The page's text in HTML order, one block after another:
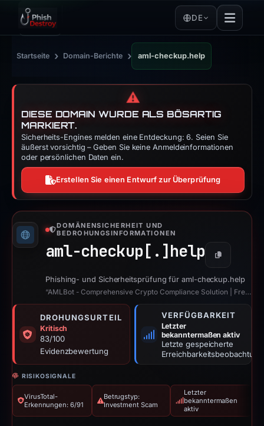
DE
Startseite › Domain-Berichte › aml-checkup.help
⚠️
DIESE DOMAIN WURDE ALS BÖSARTIG
MARKIERT.
Sicherheits-Engines melden eine Entdeckung: 6. Seien Sie
äußerst vorsichtig – Geben Sie keine Anmeldeinformationen
oder persönlichen Daten ein.
Erstellen Sie einen Entwurf zur Überprüfung
DOMÄNENSICHERHEIT UND
BEDROHUNGSINFORMATIONEN
aml-checkup[.] help Kopieren
Phishing- und Sicherheitsprüfung für aml-checkup.help
“AMLBot - Comprehensive Crypto Compliance Solution | Free AML Crypto Check”
DROHUNGSURTEIL
Kritisch
83/100
Evidenzbewertung
VERFÜGBARKEIT
Letzter
bekanntermaßen aktiv
Letzte gespeicherte
Erreichbarkeitsbeobachtung
RISIKOSIGNALE
VirusTotal-
Erkennungen: 6/91
Betrugstyp:
Investment Scam
Letzter
bekanntermaßen
aktiv